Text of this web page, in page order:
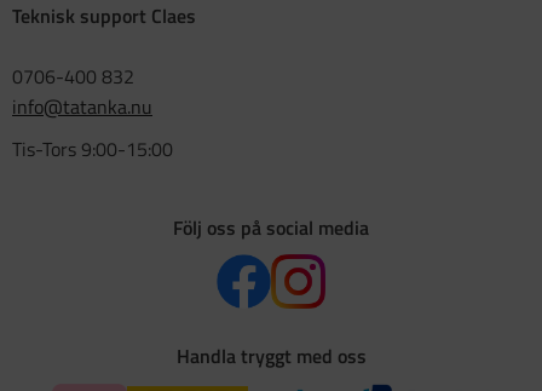
Teknisk support Claes
0706-400 832
info@tatanka.nu
Tis-Tors 9:00-15:00
Följ oss på social media
Handla tryggt med oss